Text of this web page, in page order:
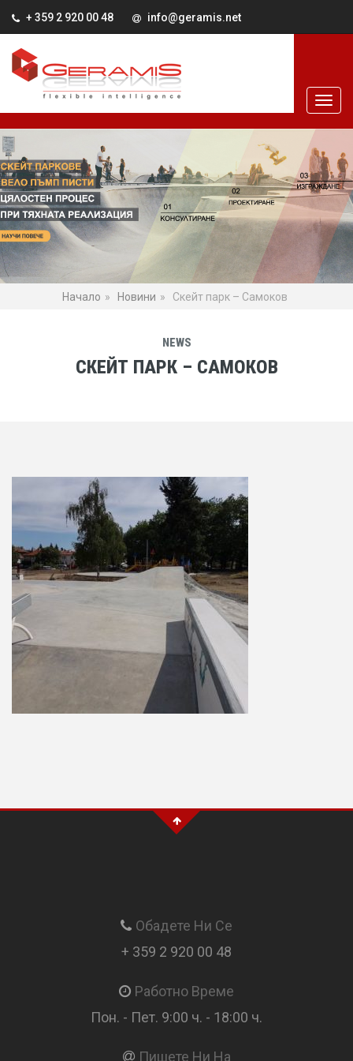
+ 359 2 920 00 48 info@geramis.net
Начало Новини Скейт парк – Самоков
NEWS
СКЕЙТ ПАРК – САМОКОВ
Обадете Ни Се
+ 359 2 920 00 48
Работно Време
Пон. - Пет. 9:00 ч. - 18:00 ч.
Пишете Ни На